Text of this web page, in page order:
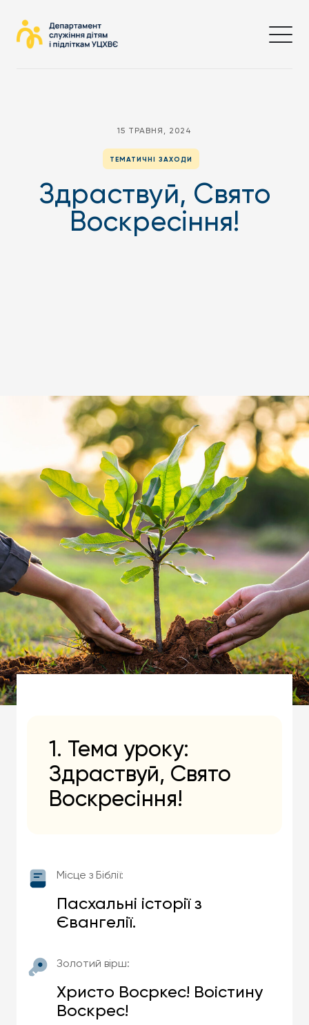
15 ТРАВНЯ, 2024
ТЕМАТИЧНІ ЗАХОДИ
Здраствуй, Свято
Воскресіння!
1. Тема уроку:
Здраствуй, Свято
Воскресіння!
Місце з Біблії:
Пасхальні історії з
Євангелії.
Золотий вірш:
Христо Восркес! Воістину
Воскрес!